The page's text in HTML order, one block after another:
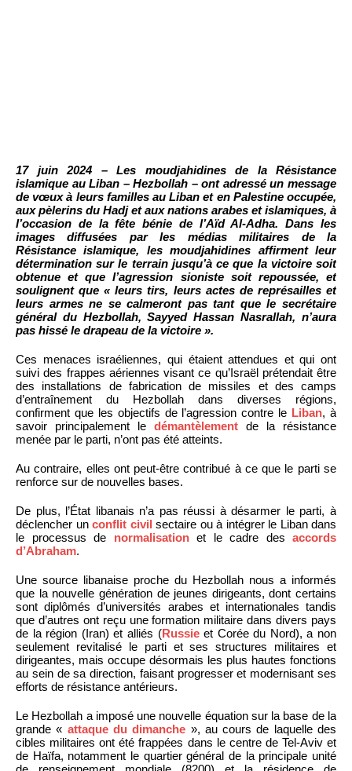
17 juin 2024 – Les moudjahidines de la Résistance
islamique au Liban – Hezbollah – ont adressé un message
de vœux à leurs familles au Liban et en Palestine occupée,
aux pèlerins du Hadj et aux nations arabes et islamiques, à
l’occasion de la fête bénie de l’Aïd Al-Adha. Dans les
images diffusées par les médias militaires de la
Résistance islamique, les moudjahidines affirment leur
détermination sur le terrain jusqu’à ce que la victoire soit
obtenue et que l’agression sioniste soit repoussée, et
soulignent que « leurs tirs, leurs actes de représailles et
leurs armes ne se calmeront pas tant que le secrétaire
général du Hezbollah, Sayyed Hassan Nasrallah, n’aura
pas hissé le drapeau de la victoire ».
Ces menaces israéliennes, qui étaient attendues et qui ont
suivi des frappes aériennes visant ce qu’Israël prétendait être
des installations de fabrication de missiles et des camps
d’entraînement du Hezbollah dans diverses régions,
confirment que les objectifs de l’agression contre le Liban, à
savoir principalement le démantèlement de la résistance
menée par le parti, n’ont pas été atteints.
Au contraire, elles ont peut-être contribué à ce que le parti se
renforce sur de nouvelles bases.
De plus, l’État libanais n’a pas réussi à désarmer le parti, à
déclencher un conflit civil sectaire ou à intégrer le Liban dans
le processus de normalisationet le cadre des accords
d’Abraham.
Une source libanaise proche du Hezbollah nous a informés
que la nouvelle génération de jeunes dirigeants, dont certains
sont diplômés d’universités arabes et internationales tandis
que d’autres ont reçu une formation militaire dans divers pays
de la région (Iran) et alliés (Russieet Corée du Nord), a non
seulement revitalisé le parti et ses structures militaires et
dirigeantes, mais occupe désormais les plus hautes fonctions
au sein de sa direction, faisant progresser et modernisant ses
efforts de résistance antérieurs.
Le Hezbollah a imposé une nouvelle équation sur la base de la
grande « attaque du dimanche », au cours de laquelle des
cibles militaires ont été frappées dans le centre de Tel-Aviv et
de Haïfa, notamment le quartier général de la principale unité